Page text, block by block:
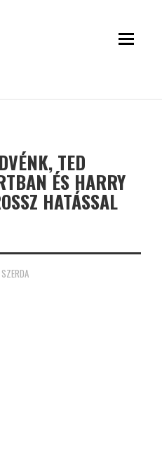
TED
ÉS HARRY
HATÁSSAL